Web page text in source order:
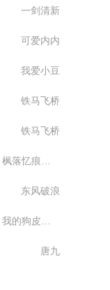
一剑清新
可爱内内
我爱小豆
铁马飞桥
铁马飞桥
东风破浪
唐九